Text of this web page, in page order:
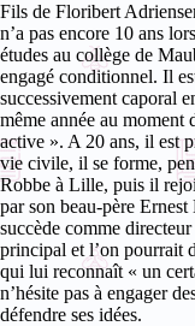
Fils de Floribert
n’a pas encore 10 ans
études au collège de
engagé conditionnel. Il
successivement caporal
même année au moment
active ». A 20 ans, il est
vie civile, il se forme,
Robbe à Lille, puis il
par son beau-père
succède comme
principal et l’on pourrait
qui lui reconnaît « un
n’hésite pas à engager
défendre ses idées.